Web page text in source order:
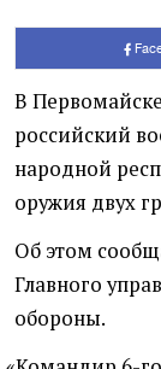
В
российский
народной
оружия двух
Об этом
Главного
обороны.